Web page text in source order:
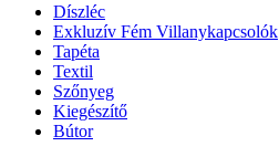
Díszléc
Exkluzív Fém Villanykapcsolók
Tapéta
Textil
Szőnyeg
Kiegészítő
Bútor